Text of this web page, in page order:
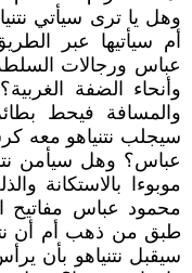
وهل يا ترى سيأتي
أم سيأتيها عبر
عباس ورجالات السلطة
وأنحاء الضفة
والمسافة فيحط
سيجلب نتنياهو معه
عباس؟ وهل سيأمن
موبوءا بالاستكانة
محمود عباس مفاتيح
طبق من ذهب أم أن
سيقبل نتنياهو بأن